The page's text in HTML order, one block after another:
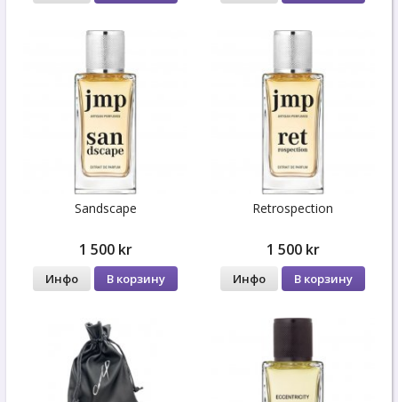
Sandscape
1 500 kr
Инфо В корзину
Retrospection
1 500 kr
Инфо В корзину